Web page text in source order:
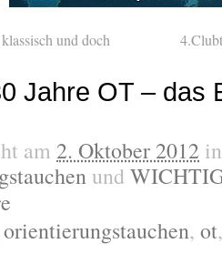
und doch
Jahre OT – das
am 2. Oktober 2012
und
orientierungstauchen, ot